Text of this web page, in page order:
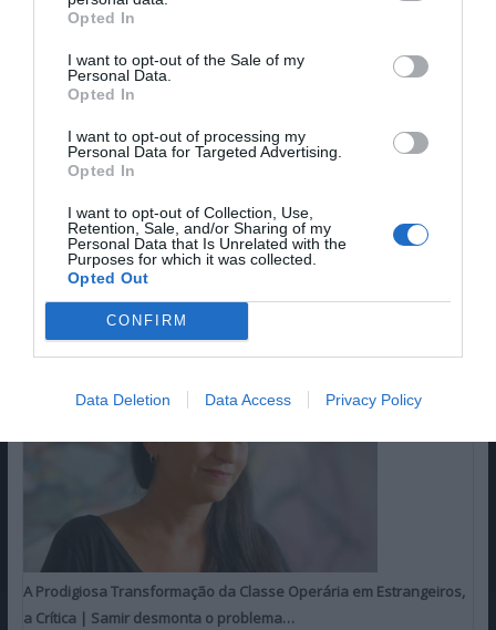
Opted In
I want to opt-out of the Sale of my
Personal Data.
Opted In
I want to opt-out of processing my
Personal Data for Targeted Advertising.
Opted In
I want to opt-out of Collection, Use,
Retention, Sale, and/or Sharing of my
Personal Data that Is Unrelated with the
Purposes for which it was collected.
Opted Out
CONFIRM
Data Deletion Data Access Privacy Policy
Cannes chega a Portugal
assombro, um milagre
A Prodigiosa Transformação da Classe Operária em Estrangeiros,
a Crítica | Samir desmonta o problema…